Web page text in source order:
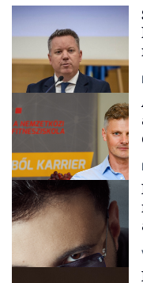
Társadalom
Content Lab HUB